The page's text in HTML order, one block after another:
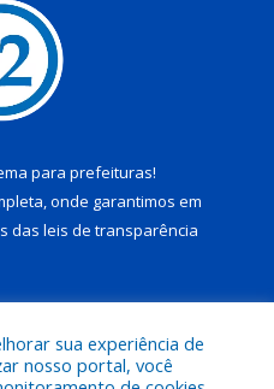
para prefeituras!
onde garantimos em
das leis de transparência
sua experiência de
nosso portal, você